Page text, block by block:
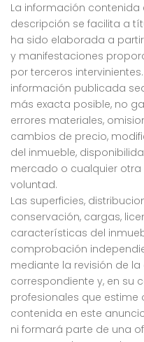
La información contenida
descripción se facilita a
ha sido elaborada a
y manifestaciones
por terceros
información publicada
más exacta posible, no
errores materiales,
cambios de precio,
del inmueble,
mercado o cualquier
voluntad.
Las superficies,
conservación, cargas,
características del
comprobación
mediante la revisión de
correspondiente y, en su
profesionales que estime
contenida en este
ni formará parte de una